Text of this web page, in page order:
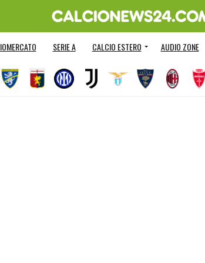
SERIE A CALCIO ESTERO AUDIO ZONE